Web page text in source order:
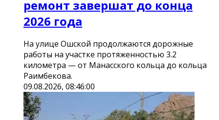
ремонт завершат до конца
2026 года
На улице Ошской продолжаются дорожные
работы на участке протяженностью 3.2
километра — от Манасского кольца до кольца
Раимбекова.
09.08.2026, 08:46:00